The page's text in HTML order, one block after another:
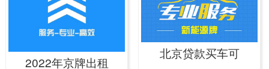
2022年京牌出租
北京贷款买车可